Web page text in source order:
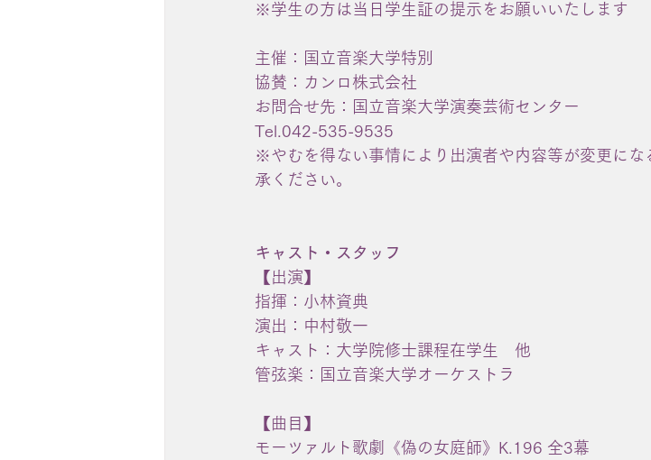
※学生の方は当日学生証の提示をお願いいたします
主催：国立音楽大学特別
協賛：カンロ株式会社
お問合せ先：国立音楽大学演奏芸術センター
Tel.042-535-9535
※やむを得ない事情により出演者や内容等が変更にな
承ください。
キャスト・スタッフ
【出演】
指揮：小林資典
演出：中村敬一
キャスト：大学院修士課程在学生　他
管弦楽：国立音楽大学オーケストラ
【曲目】
モーツァルト歌劇《偽の女庭師》K.196 全3幕